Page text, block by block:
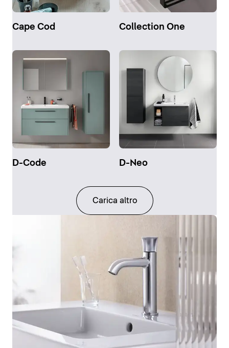
Cape Cod Collection One
D-Code D-Neo
Carica altro